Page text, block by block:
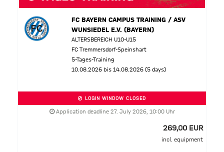
FC BAYERN CAMPUS TRAINING / ASV
WUNSIEDEL E.V. (BAYERN)
ALTERSBEREICH U10-U15
FC Tremmersdorf-Speinshart
5-Tages-Training
10.08.2026 bis 14.08.2026 (5 days)
LOGIN WINDOW CLOSED
Application deadline 27. July 2026, 10:00 Uhr
269,00 EUR
incl. equipment